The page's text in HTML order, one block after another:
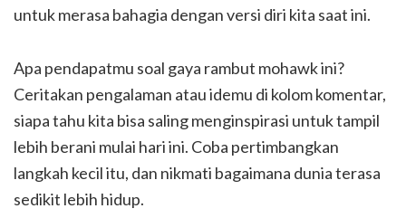
untuk merasa bahagia dengan versi diri kita saat ini.
Apa pendapatmu soal gaya rambut mohawk ini?
Ceritakan pengalaman atau idemu di kolom komentar,
siapa tahu kita bisa saling menginspirasi untuk tampil
lebih berani mulai hari ini. Coba pertimbangkan
langkah kecil itu, dan nikmati bagaimana dunia terasa
sedikit lebih hidup.